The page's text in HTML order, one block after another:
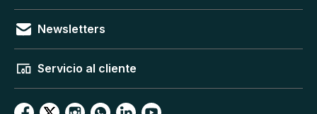
Newsletters
Servicio al cliente